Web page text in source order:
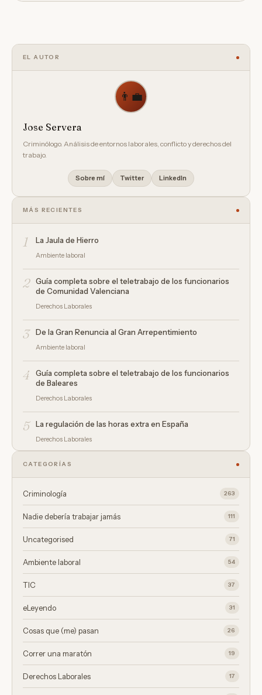
EL AUTOR
👨‍💼
Jose Servera
Criminólogo. Análisis de entornos laborales, conflicto y derechos del
trabajo.
Sobre mí Twitter LinkedIn
MÁS RECIENTES
1 La Jaula de Hierro
Ambiente laboral
2
Guía completa sobre el teletrabajo de los funcionarios
de Comunidad Valenciana
Derechos Laborales
3 De la Gran Renuncia al Gran Arrepentimiento
Ambiente laboral
4
Guía completa sobre el teletrabajo de los funcionarios
de Baleares
Derechos Laborales
5 La regulación de las horas extra en España
Derechos Laborales
CATEGORÍAS
Criminología 263
Nadie debería trabajar jamás 111
Uncategorised 71
Ambiente laboral 54
TIC 37
eLeyendo 31
Cosas que (me) pasan 26
Correr una maratón 19
Derechos Laborales 17